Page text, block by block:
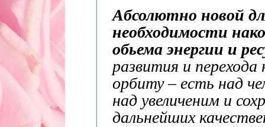
Абсолютно новой
необходимости
обьема энергии и
развития и
орбиту – есть над
над увеличеним и
дальнейших